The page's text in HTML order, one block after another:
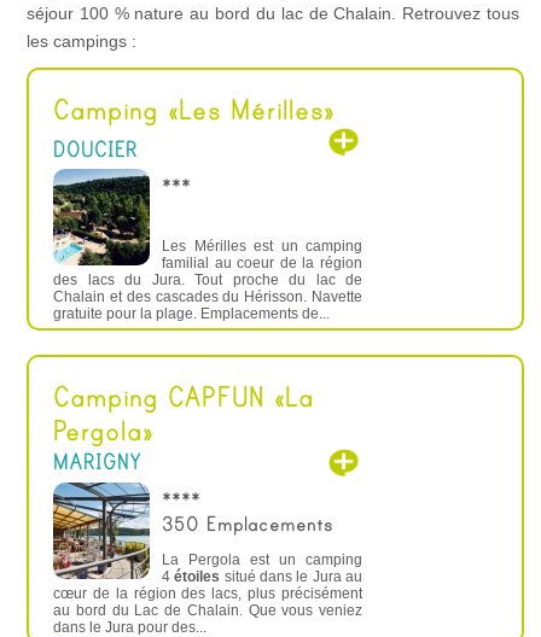
séjour 100 % nature au bord du lac de Chalain. Retrouvez tous
les campings :
Camping « Les Mérilles »
DOUCIER
***
Les Mérilles est un camping
familial au coeur de la région
des lacs du Jura. Tout proche du lac de
Chalain et des cascades du Hérisson. Navette
gratuite pour la plage. Emplacements de...
Camping CAPFUN « La
Pergola »
MARIGNY
****
350 Emplacements
La Pergola est un camping
4 étoiles situé dans le Jura au
cœur de la région des lacs, plus précisément
au bord du Lac de Chalain. Que vous veniez
dans le Jura pour des...